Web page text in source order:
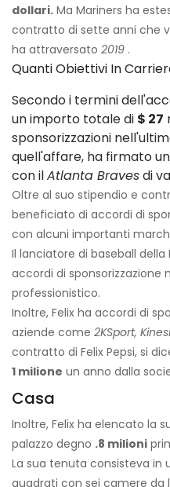
dollari. Ma Mariners ha
contratto di sette anni che
ha attraversato 2019 .
Quanti Obiettivi In
Secondo i termini
un importo totale di $ 27
sponsorizzazioni
quell'affare, ha firmato
con ilAtlanta Bravesdi
Oltre al suo stipendio e
beneficiato di accordi di
con alcuni importanti
Il lanciatore di baseball
accordi di sponsorizzazione
professionistico.
Inoltre, Felix ha accordi di
aziende come 2KSport,
contratto di Felix Pepsi, si
1 milione un anno dalla
Casa
Inoltre, Felix ha elencato la
palazzo degno .8 milioni
La sua tenuta consisteva in
quadrati con sei camere da